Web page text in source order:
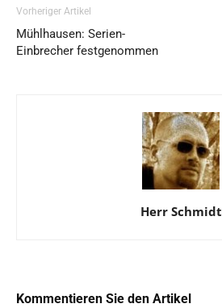
Vorheriger Artikel
Mühlhausen: Serien-
Einbrecher festgenommen
Herr Schmidt
Kommentieren Sie den Artikel